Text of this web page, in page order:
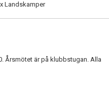
Landskamper
Årsmötet är på klubbstugan. Alla